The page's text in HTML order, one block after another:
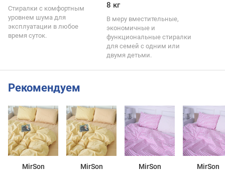
Стиралки с комфортным
уровнем шума для
эксплуатации в любое
время суток.
8 кг
В меру вместительные,
экономичные и
функциональные стиралки
для семей с одним или
двумя детьми.
Рекомендуем
MirSon
MirSon
MirSon
MirSon